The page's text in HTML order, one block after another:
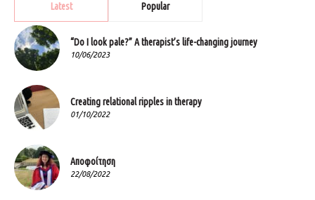
Latest Popular
“Do I look pale?” A therapist’s life-changing journey
10/06/2023
Creating relational ripples in therapy
01/10/2022
Αποφοίτηση
22/08/2022